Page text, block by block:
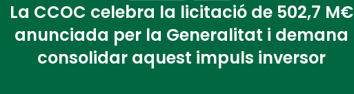
La CCOC celebra la licitació de 502,7 M€
anunciada per la Generalitat i demana
consolidar aquest impuls inversor